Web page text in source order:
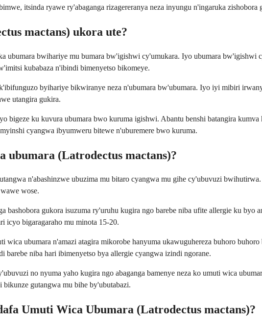
itsinda ryawe ry'abaganga rizagereranya neza inyungu n'ingaruka zishobora
mactans) ukora ute?
ubumara bwihariye mu bumara bw'igishwi cy'umukara. Iyo ubumara
kubabaza n'ibindi bimenyetso bikomeye.
byihariye bikwiranye neza n'ubumara bw'ubumara. Iyo iyi mibiri
utangira gukira.
bigeze ku kuvura ubumara bwo kuruma igishwi. Abantu benshi batangira
cyangwa ibyumweru bitewe n'uburemere bwo kuruma.
ubumara (Latrodectus mactans)?
n'abashinzwe ubuzima mu bitaro cyangwa mu gihe cy'ubuvuzi
wose.
bashobora gukora isuzuma ry'uruhu kugira ngo barebe niba ufite allergie ku
icyo bigaragaraho mu minota 15-20.
ubumara n'amazi atagira mikorobe hanyuma ukawuguhereza buhoro
barebe niba hari ibimenyetso bya allergie cyangwa izindi ngorane.
no nyuma yaho kugira ngo abaganga bamenye neza ko umuti wica
gutangwa mu bihe by'ubutabazi.
Umuti Wica Ubumara (Latrodectus mactans)?